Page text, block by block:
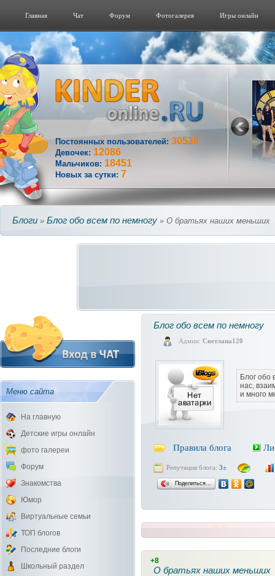
Главная Чат Форум Фотогалерeя Игры онлайн
Постоянных пользователей: 30538
Девочек: 12086
Мальчиков: 18451
Новых за сутки: 7
Блоги » Блог обо всем по немногу » О братьях наших меньших
Меню сайта
На главную
Детские игры онлайн
фото галереи
Форум
Знакомства
Юмор
Виртуальные семьи
ТОП блогов
Последние блоги
Школьный раздел
Блог обо всем по немногу
Админ: Светлана120
Блог обо
нас,
и много
Правила блога
Репутация блога: 3±
Поделиться…
+8
О братьях наших меньших